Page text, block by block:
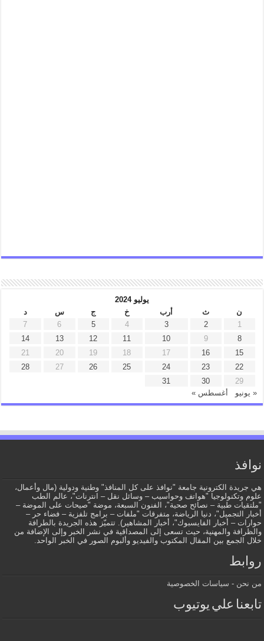
يوليو 2024
ن
ث أرب خ ج س
د
1
2
3
4
5
6
7
8
9
10
11
12
13
14
15
16
17
18
19
20
21
22
23
24
25
26
27
28
29
30
31
« يونيو
أغسطس »
نوافذ
هي جريدة الكترونية جامعة "نوافذ على كل المنافذ" وطنية ودولية (مال وأعمال،
علوم وتكنولوجيا "هواتف وحواسيب – وسائل نقل – انترنات"، عالم الطب
"ملتقيات طبية – نصائح صحية"، الفنون السبعة، موضة "صيحات على الموضة –
أخبار التجميل"، دنيا الرياضة، متفرقات "ملفات – برامج تلفزية – فضاء حر –
حوارات – أخبار الفايسبوك"، أخبار المشاهير). تتميّز هذه الجريدة بالطرافة
والظرافة والمهنية، حيث تسعى إلى المصداقية في نشر الخبر وإلى الإضافة من
خلال الجمع بين المقال المكتوب والفيديو وألبوم الصور في الخبر الواحد.
روابط
من نحن - سياسات الخصوصية
تابعنا علي يوتيوب